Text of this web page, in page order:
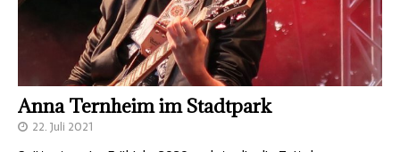
Anna Ternheim im Stadtpark
22. Juli 2021